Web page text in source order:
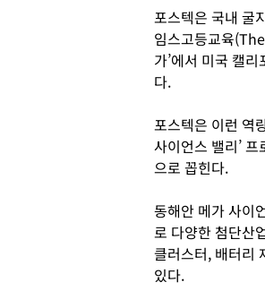
포스텍은 국내 굴
임스고등교육
가’에서 미국 캘
다.
포스텍은 이런 역
사이언스 밸리’
으로 꼽힌다.
동해안 메가 사이
로 다양한 첨단산
클러스터, 배터리
있다.